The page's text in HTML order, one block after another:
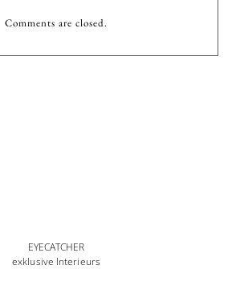
Comments are closed.
EYECATCHER
exklusive Interieurs